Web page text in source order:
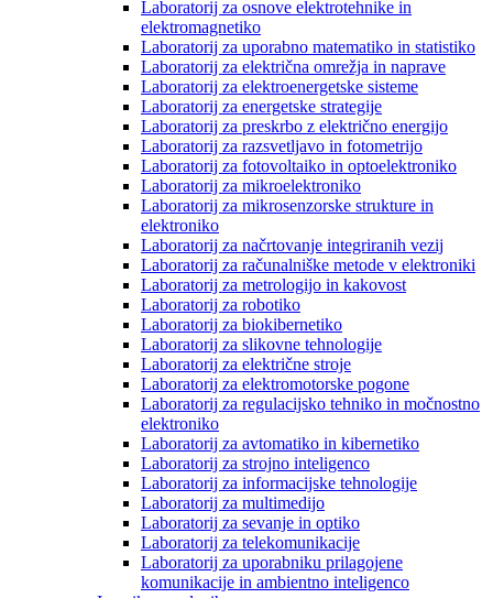
Laboratorij za osnove elektrotehnike in
elektromagnetiko
Laboratorij za uporabno matematiko in statistiko
Laboratorij za električna omrežja in naprave
Laboratorij za elektroenergetske sisteme
Laboratorij za energetske strategije
Laboratorij za preskrbo z električno energijo
Laboratorij za razsvetljavo in fotometrijo
Laboratorij za fotovoltaiko in optoelektroniko
Laboratorij za mikroelektroniko
Laboratorij za mikrosenzorske strukture in
elektroniko
Laboratorij za načrtovanje integriranih vezij
Laboratorij za računalniške metode v elektroniki
Laboratorij za metrologijo in kakovost
Laboratorij za robotiko
Laboratorij za biokibernetiko
Laboratorij za slikovne tehnologije
Laboratorij za električne stroje
Laboratorij za elektromotorske pogone
Laboratorij za regulacijsko tehniko in močnostno
elektroniko
Laboratorij za avtomatiko in kibernetiko
Laboratorij za strojno inteligenco
Laboratorij za informacijske tehnologije
Laboratorij za multimedijo
Laboratorij za sevanje in optiko
Laboratorij za telekomunikacije
Laboratorij za uporabniku prilagojene
komunikacije in ambientno inteligenco